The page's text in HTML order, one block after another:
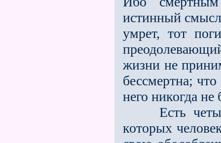
истинный
умрет, тот
жизни не
бессмертна;
него никогда
Есть четыре
которых